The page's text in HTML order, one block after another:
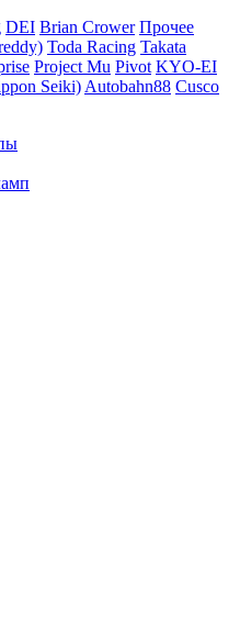
DEI Brian Crower Прочее
Toda Racing Takata
Project Mu Pivot KYO-EI
Seiki) Autobahn88 Cusco